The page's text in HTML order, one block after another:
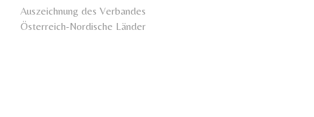
Auszeichnung des Verbandes
Österreich-Nordische Länder